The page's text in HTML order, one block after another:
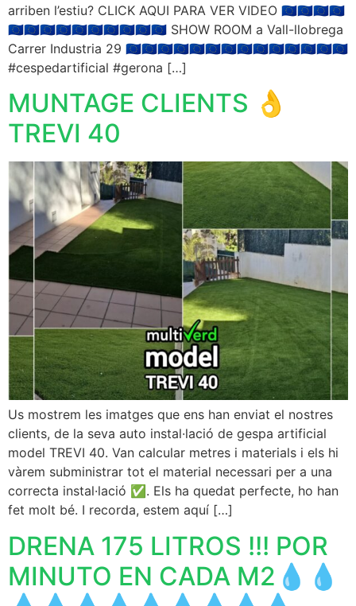
arriben l’estiu? CLICK AQUI PARA VER VIDEO 🇪🇺🇪🇺🇪🇺🇪🇺
🇪🇺🇪🇺🇪🇺🇪🇺🇪🇺🇪🇺🇪🇺🇪🇺🇪🇺🇪🇺 SHOW ROOM a Vall-llobrega
Carrer Industria 29 🇪🇺🇪🇺🇪🇺🇪🇺🇪🇺🇪🇺🇪🇺🇪🇺🇪🇺🇪🇺🇪🇺🇪🇺🇪🇺🇪🇺
#cespedartificial #gerona […]
MUNTAGE CLIENTS 👌
TREVI 40
Us mostrem les imatges que ens han enviat el nostres
clients, de la seva auto instal·lació de gespa artificial
model TREVI 40. Van calcular metres i materials i els hi
vàrem subministrar tot el material necessari per a una
correcta instal·lació ✅️. Els ha quedat perfecte, ho han
fet molt bé. I recorda, estem aquí […]
DRENA 175 LITROS !!! POR
MINUTO EN CADA M2💧💧